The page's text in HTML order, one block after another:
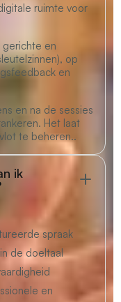
ruimte voor
gerichte en
op
en
en na de sessies
Het laat
te beheren..
ik
spraak
de doeltaal
en